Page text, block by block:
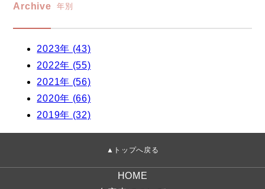
Archive 年別
2023年 (43)
2022年 (55)
2021年 (56)
2020年 (66)
2019年 (32)
▲トップへ戻る
HOME